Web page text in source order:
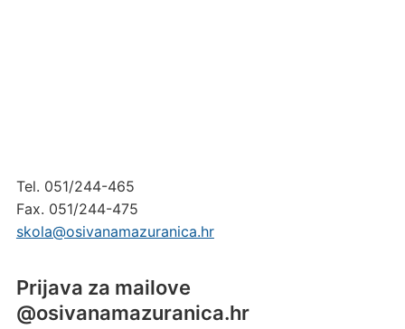
Tel. 051/244-465
Fax. 051/244-475
skola@osivanamazuranica.hr
Prijava za mailove
@osivanamazuranica.hr